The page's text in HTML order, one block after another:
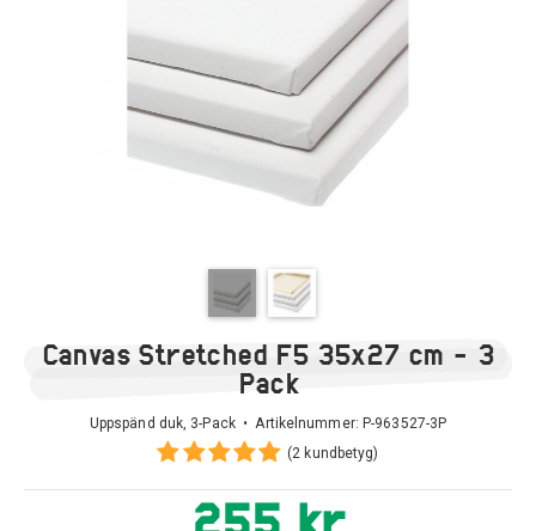
Canvas Stretched F5 35x27 cm - 3
Pack
Uppspänd duk, 3-Pack • Artikelnummer: P-963527-3P
(2 kundbetyg)